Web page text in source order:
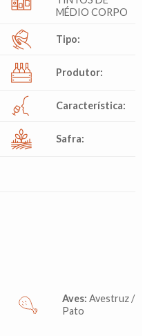
MÉDIO CORPO
Tipo:
Produtor:
Característica:
Safra:
Aves: Avestruz /
Pato